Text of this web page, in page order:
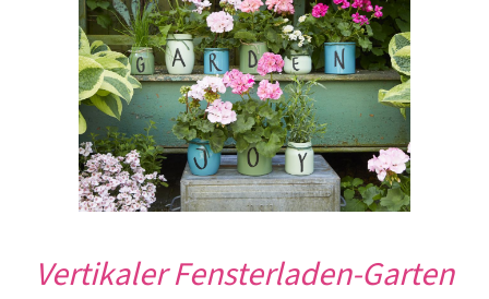
Vertikaler Fensterladen-Garten